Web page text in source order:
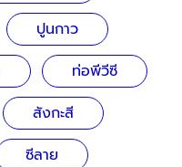
ปูนกาว
ท่อพีวีซี
สังกะสี
ซีลาย